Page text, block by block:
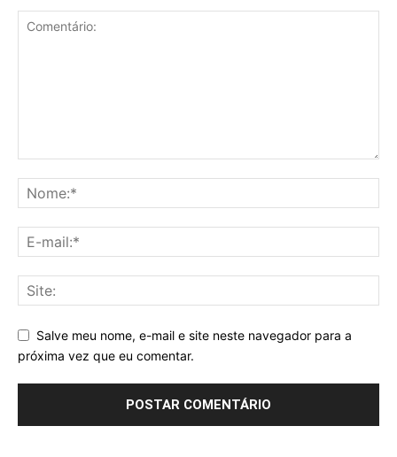
Salve meu nome, e-mail e site neste navegador para a
próxima vez que eu comentar.